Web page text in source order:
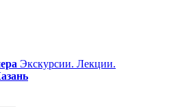
Экскурсии. Лекции.